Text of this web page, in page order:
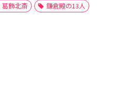
葛飾北斎 鎌倉殿の13人